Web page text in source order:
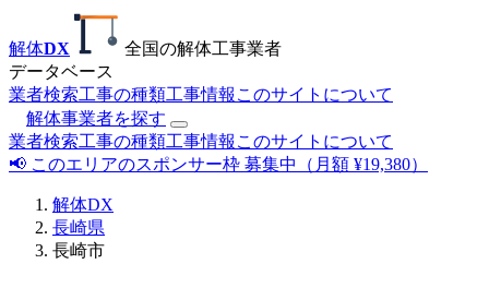
解体DX
全国の解体工事業者
データベース
業者検索工事の種類工事情報 このサイトについて
解体事業者を探す
業者検索工事の種類工事情報 このサイトについて
📢 このエリアのスポンサー枠 募集中（月額 ¥19,380）
解体DX
長崎県
長崎市